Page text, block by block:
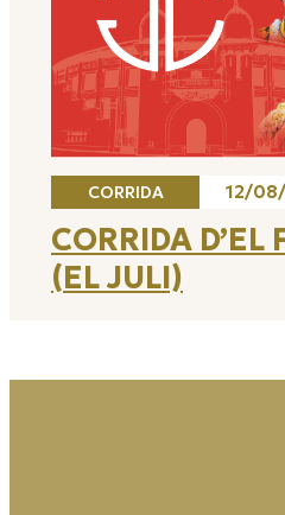
CORRIDA 12/
CORRIDA D’EL
(EL JULI)